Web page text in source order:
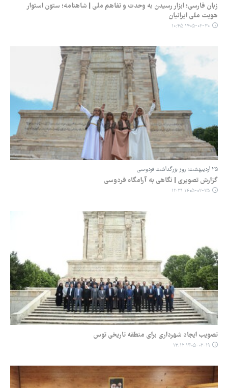
زبان فارسی؛ ابزار رسیدن به وحدت و تفاهم ملی | شاهنامه؛ ستون استوار
هویت ملی ایرانیان
۱۴۰۵-۰۲-۳۰ ۱۰:۴۵
۲۵ اردیبهشت؛ روز بزرگداشت فردوسی
گزارش تصویری | نگاهی به آرامگاه فردوسی
۱۴۰۵-۰۲-۲۵ ۱۲:۳۱
تصویب ایجاد شهرداری برای منطقه تاریخی توس
۱۴۰۵-۰۲-۱۹ ۱۳:۱۲